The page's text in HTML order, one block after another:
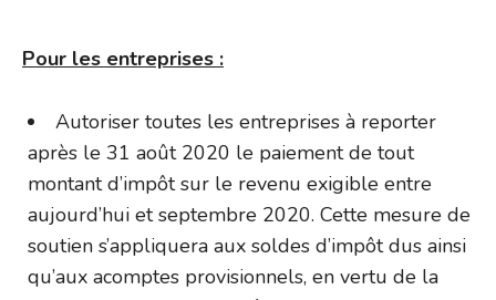
Pour les entreprises :
Autoriser toutes les entreprises à reporter
après le 31 août 2020 le paiement de tout
montant d’impôt sur le revenu exigible entre
aujourd’hui et septembre 2020. Cette mesure de
soutien s’appliquera aux soldes d’impôt dus ainsi
qu’aux acomptes provisionnels, en vertu de la